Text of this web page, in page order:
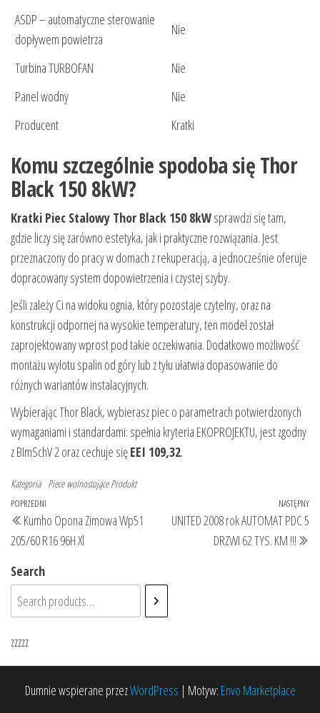
ASDP – automatyczne sterowanie
dopływem powietrza
Nie
Turbina TURBOFAN
Nie
Panel wodny
Nie
Producent
Kratki
Komu szczególnie spodoba się Thor
Black 150 8kW?
Kratki Piec Stalowy Thor Black 150 8kWsprawdzi się tam,
gdzie liczy się zarówno estetyka, jak i praktyczne rozwiązania. Jest
przeznaczony do pracy w domach z rekuperacją, a jednocześnie oferuje
dopracowany system dopowietrzenia i czystej szyby.
Jeśli zależy Ci na widoku ognia, który pozostaje czytelny, oraz na
konstrukcji odpornej na wysokie temperatury, ten model został
zaprojektowany wprost pod takie oczekiwania. Dodatkowo możliwość
montażu wylotu spalin od góry lub z tyłu ułatwia dopasowanie do
różnych wariantów instalacyjnych.
Wybierając Thor Black, wybierasz piec o parametrach potwierdzonych
wymaganiami i standardami: spełnia kryteria EKOPROJEKTU, jest zgodny
z BImSchV 2 oraz cechuje sięEEI 109,32.
Kategoria Piece wolnostojące Produkt
Nawigacja
wpisu
Poprzedni
wpis
POPRZEDNI
Kumho Opona Zimowa Wp51
205/60 R16 96H Xl
NASTĘPNY
UNITED 2008 rok AUTOMAT PDC 5
DRZWI 62 TYS. KM !!!
Search
zzzzz
Dumnie wspierane przezWordPress | Motyw: Envo Marketplace